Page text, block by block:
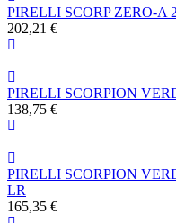
PIRELLI SCORP ZERO-A
202,21 €
PIRELLI SCORPION
138,75 €
PIRELLI SCORPION
LR
165,35 €